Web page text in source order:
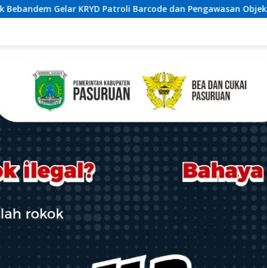
dan Pengawasan Objek Vital Ciptakan Rasa Aman